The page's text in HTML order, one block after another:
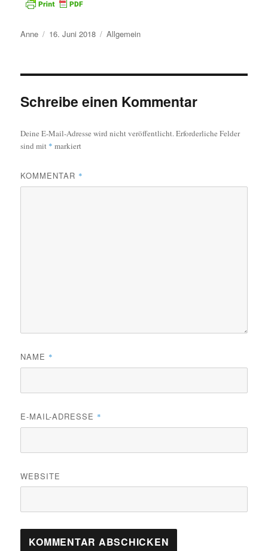
Autor
Anne
Veröffentlicht
16. Juni 2018 Kategorien
Allgemein
Schreibe einen Kommentar
Deine E-Mail-Adresse wird nicht veröffentlicht.Erforderliche Felder
sind mit * markiert
KOMMENTAR *
NAME *
E-MAIL-ADRESSE *
WEBSITE